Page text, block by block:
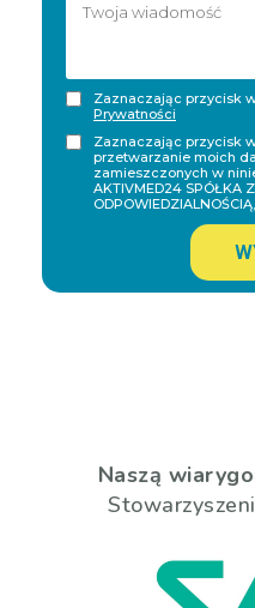
Zaznaczając przycisk
Prywatności
Zaznaczając przycisk
przetwarzanie moich
zamieszczonych w
AKTIVMED24 SPÓŁKA
ODPOWIEDZIALNOŚCIĄ,
Naszą